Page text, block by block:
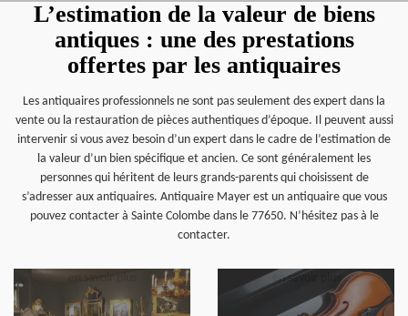
L’estimation de la valeur de biens
antiques : une des prestations
offertes par les antiquaires
Les antiquaires professionnels ne sont pas seulement des expert dans la
vente ou la restauration de pièces authentiques d’époque. Il peuvent aussi
intervenir si vous avez besoin d’un expert dans le cadre de l’estimation de
la valeur d’un bien spécifique et ancien. Ce sont généralement les
personnes qui héritent de leurs grands-parents qui choisissent de
s’adresser aux antiquaires. Antiquaire Mayer est un antiquaire que vous
pouvez contacter à Sainte Colombe dans le 77650. N’hésitez pas à le
contacter.
en savoir plus en savoir plus